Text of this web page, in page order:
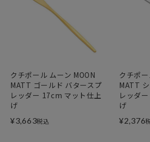
クチポール ムーン MOON
MATT ゴールド バタースプ
レッダー 17cm マット仕上
げ
¥3,663税込
クチポ
MATT
レッダ
げ
¥2,376